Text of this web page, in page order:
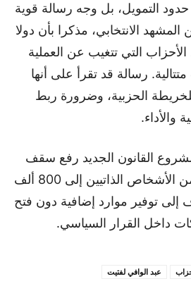
التمويل، بل وجه رسالة قوية
المشهد الانتخابي، مذكرا بأن دولا
التي تتغيب عن العملية
متتالية. رسالة قد تقرأ على أنها
الحزبية، وضرورة ربط
والأداء.
القانون الجديد رفع سقف
التمويل المسموح به من الأشخاص الذاتيين إلى 800 ألف
توفير موارد إضافية دون فتح
داخل القرار السياسي.
عبد الوافي لفتيت